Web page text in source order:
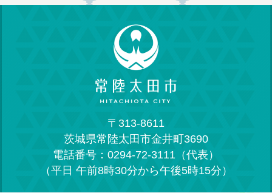
〒313-8611
茨城県常陸太田市金井町3690
電話番号：0294-72-3111（代表）
（平日 午前8時30分から午後5時15分）